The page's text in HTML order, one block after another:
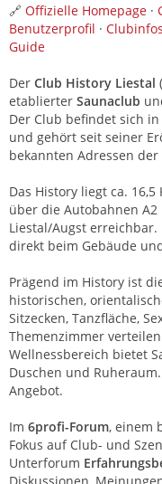
🔗 Offizielle Homepage ·
Benutzerprofil ·
Guide
Der Club History Liestal
etablierter Saunaclub
Der Club befindet sich
und gehört seit seiner
bekannten Adressen der
Das History liegt ca.
über die Autobahnen
Liestal/Augst
direkt beim Gebäude
Prägend im History ist
historischen,
Sitzecken, Tanzfläche,
Themenzimmer
Wellnessbereich bietet
Duschen und
Angebot.
Im 6profi-Forum, einem
Fokus auf Club- und
Unterforum
Diskussionen,